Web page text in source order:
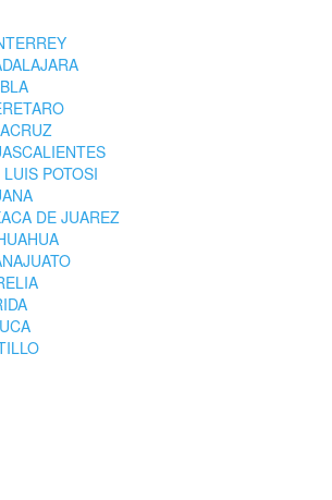
POTOSI
DE JUAREZ